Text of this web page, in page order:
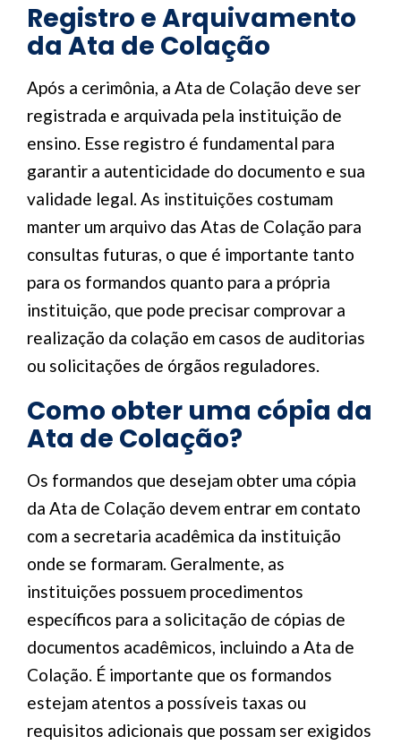
Registro e Arquivamento
da Ata de Colação
Após a cerimônia, a Ata de Colação deve ser
registrada e arquivada pela instituição de
ensino. Esse registro é fundamental para
garantir a autenticidade do documento e sua
validade legal. As instituições costumam
manter um arquivo das Atas de Colação para
consultas futuras, o que é importante tanto
para os formandos quanto para a própria
instituição, que pode precisar comprovar a
realização da colação em casos de auditorias
ou solicitações de órgãos reguladores.
Como obter uma cópia da
Ata de Colação?
Os formandos que desejam obter uma cópia
da Ata de Colação devem entrar em contato
com a secretaria acadêmica da instituição
onde se formaram. Geralmente, as
instituições possuem procedimentos
específicos para a solicitação de cópias de
documentos acadêmicos, incluindo a Ata de
Colação. É importante que os formandos
estejam atentos a possíveis taxas ou
requisitos adicionais que possam ser exigidos